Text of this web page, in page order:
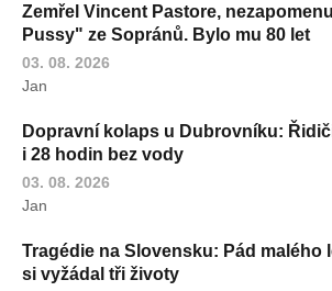
Zemřel Vincent Pastore,
Pussy" ze Sopránů. Bylo mu 80 let
03. 08. 2026
Jan
Dopravní kolaps u Dubrovníku:
i 28 hodin bez vody
03. 08. 2026
Jan
Tragédie na Slovensku: Pád malého
si vyžádal tři životy